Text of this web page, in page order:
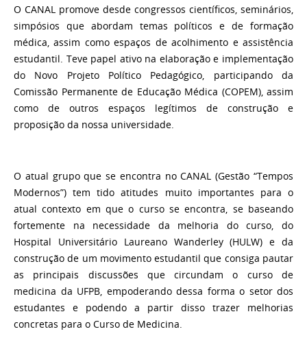
O CANAL promove desde congressos científicos, seminários,
simpósios que abordam temas políticos e de formação
médica, assim como espaços de acolhimento e assistência
estudantil. Teve papel ativo na elaboração e implementação
do Novo Projeto Político Pedagógico, participando da
Comissão Permanente de Educação Médica (COPEM), assim
como de outros espaços legítimos de construção e
proposição da nossa universidade.
O atual grupo que se encontra no CANAL (Gestão “Tempos
Modernos”) tem tido atitudes muito importantes para o
atual contexto em que o curso se encontra, se baseando
fortemente na necessidade da melhoria do curso, do
Hospital Universitário Laureano Wanderley (HULW) e da
construção de um movimento estudantil que consiga pautar
as principais discussões que circundam o curso de
medicina da UFPB, empoderando dessa forma o setor dos
estudantes e podendo a partir disso trazer melhorias
concretas para o Curso de Medicina.